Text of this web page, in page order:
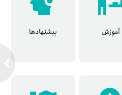
آموزش پیشنهادها